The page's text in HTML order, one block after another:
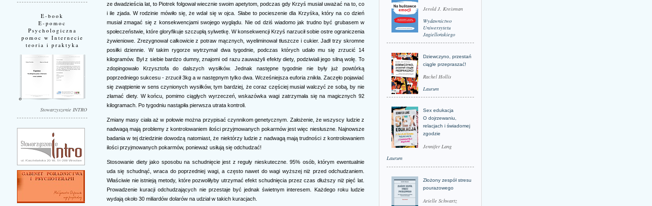
E-book
E-pomoc
Psychologiczna
pomoc w Internecie
teoria i praktyka
Stowarzyszenie INTRO
ze dwadzieścia lat, to Piotrek folgował wiecznie swoim apetytom, podczas gdy Krzyś musiał uważać na to, co
i ile zjada. W rodzinie mówiło się, że wdał się w ojca. Słabe to pocieszenie dla Krzyśka, który na co dzień
musiał zmagać się z konsekwencjami swojego wyglądu. Nie od dziś wiadomo jak trudno być grubasem w
społeczeństwie, które gloryfikuje szczupłą sylwetkę. W konsekwencji Krzyś narzucił sobie ostre ograniczenia
żywieniowe. Zrezygnował całkowicie z potraw mącznych, wyeliminował tłuszcze i cukier. Jadł trzy skromne
posiłki dziennie. W takim rygorze wytrzymał dwa tygodnie, podczas których udało mu się zrzucić 14
kilogramów. Był z siebie bardzo dumny, znajomi od razu zauważyli efekty diety, podziwiali jego silną wolę. To
zdopingowało Krzysztofa do dalszych wysiłków. Jednak następne tygodnie nie były już powtórką
poprzedniego sukcesu - zrzucił 3kg a w następnym tylko dwa. Wcześniejsza euforia znikła. Zaczęło pojawiać
się zwątpienie w sens czynionych wysiłków, tym bardziej, że coraz częściej musiał walczyć ze sobą, by nie
złamać diety. W końcu, pomimo ciągłych wyrzeczeń, wskazówka wagi zatrzymała się na magicznych 92
kilogramach. Po tygodniu nastąpiła pierwsza utrata kontroli.
Zmiany masy ciała aż w połowie można przypisać czynnikom genetycznym. Założenie, że wszyscy ludzie z
nadwagą mają problemy z kontrolowaniem ilości przyjmowanych pokarmów jest więc niesłuszne. Najnowsze
badania w tej dziedzinie dowodzą natomiast, że niektórzy ludzie z nadwagą mają trudności z kontrolowaniem
ilości przyjmowanych pokarmów, ponieważ usiłują się odchudzać!
Stosowanie diety jako sposobu na schudnięcie jest z reguły nieskuteczne. 95% osób, którym ewentualnie
uda się schudnąć, wraca do poprzedniej wagi, a często nawet do wagi wyższej niż przed odchudzaniem.
Właściwie nie istnieją metody, które pozwoliłyby utrzymać efekt schudnięcia przez czas dłuższy niż pięć lat.
Prowadzenie kuracji odchudzających nie przestaje być jednak świetnym interesem. Każdego roku ludzie
wydają około 30 miliardów dolarów na udział w takich kuracjach.
Jerold J. Kreisman
Wydawnictwo
Uniwersytetu
Jagiellońskiego
Dziewczyno, przestań
ciągle przepraszać!
Rachel Hollis
Laurum
Sex edukacja
O dojrzewaniu,
relacjach i świadomej
zgodzie
Jennifer Lang
Laurum
Złożony zespół stresu
pourazowego
Arielle Schwartz